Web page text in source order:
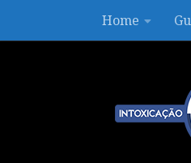
Skip to contentHome